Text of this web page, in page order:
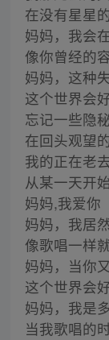
在没有星星
妈妈，我会
像你曾经的
妈妈，这种
这个世界会
忘记一些隐
在回头观望
我的正在老
从某一天开
妈妈,我爱你
妈妈，我居
像歌唱一样
妈妈，当你
这个世界会
妈妈，我是
当我歌唱的